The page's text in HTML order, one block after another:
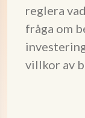
reglera
fråga om
villkor av